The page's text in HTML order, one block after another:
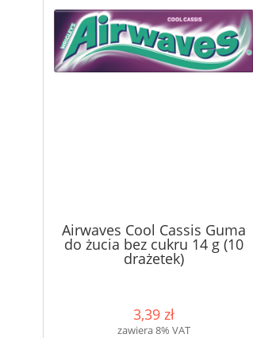
Airwaves Cool Cassis Guma
do żucia bez cukru 14 g (10
drażetek)
3,39 zł
zawiera 8% VAT